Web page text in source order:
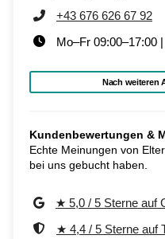
+43 676 626 67 92
Mo–Fr 09:00–17:00
Nach weiteren
Kundenbewertungen &
Echte Meinungen von
bei uns gebucht haben.
★ 5,0 / 5 Sterne auf
★ 4,4 / 5 Sterne auf